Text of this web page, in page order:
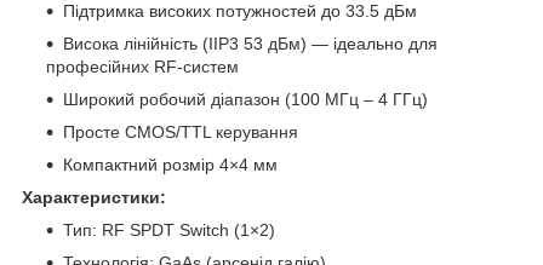
Підтримка високих потужностей до 33.5 дБм
Висока лінійність (IIP3 53 дБм) — ідеально для
професійних RF-систем
Широкий робочий діапазон (100 МГц – 4 ГГц)
Просте CMOS/TTL керування
Компактний розмір 4×4 мм
Характеристики:
Тип: RF SPDT Switch (1×2)